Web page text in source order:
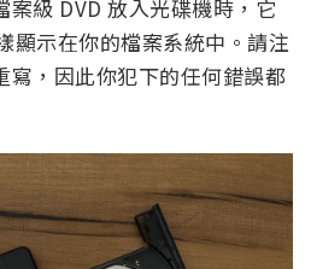
案級 DVD 放入光碟機時，它
顯示在你的檔案系統中。請注
寫，因此你犯下的任何錯誤都